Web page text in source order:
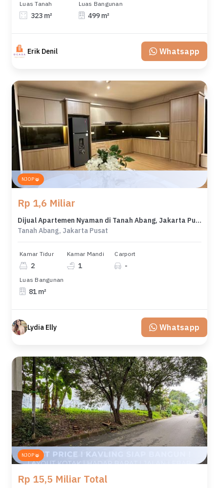
Luas Tanah
323 m²
Luas Bangunan
499 m²
Erik Denil Whatsapp
NJOP
Rp 1,6 Miliar
Dijual Apartemen Nyaman di Tanah Abang, Jakarta Pusat, Luas 81m²
Tanah Abang, Jakarta Pusat
Kamar Tidur
2
Kamar Mandi
1
Carport
-
Luas Bangunan
81 m²
Lydia Elly Whatsapp
NJOP
Rp 15,5 Miliar Total